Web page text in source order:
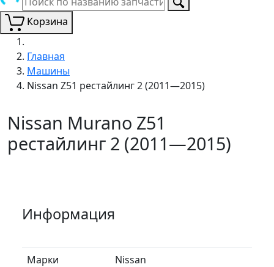
Корзина
Главная
Машины
Nissan Z51 рестайлинг 2 (2011—2015)
Nissan Murano Z51
рестайлинг 2 (2011—2015)
Информация
Марки
Nissan